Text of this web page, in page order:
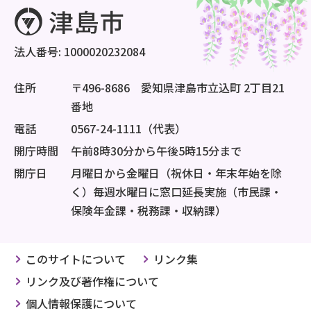
法人番号: 1000020232084
住所
〒496-8686 愛知県津島市立込町 2丁目21
番地
電話
0567-24-1111（代表）
開庁時間
午前8時30分から午後5時15分まで
開庁日
月曜日から金曜日（祝休日・年末年始を除
く）毎週水曜日に窓口延長実施（市民課・
保険年金課・税務課・収納課）
このサイトについて
リンク集
リンク及び著作権について
個人情報保護について